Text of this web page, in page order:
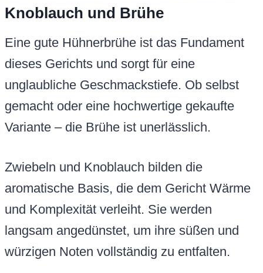
Knoblauch und Brühe
Eine gute Hühnerbrühe ist das Fundament
dieses Gerichts und sorgt für eine
unglaubliche Geschmackstiefe. Ob selbst
gemacht oder eine hochwertige gekaufte
Variante – die Brühe ist unerlässlich.
Zwiebeln und Knoblauch bilden die
aromatische Basis, die dem Gericht Wärme
und Komplexität verleiht. Sie werden
langsam angedünstet, um ihre süßen und
würzigen Noten vollständig zu entfalten.